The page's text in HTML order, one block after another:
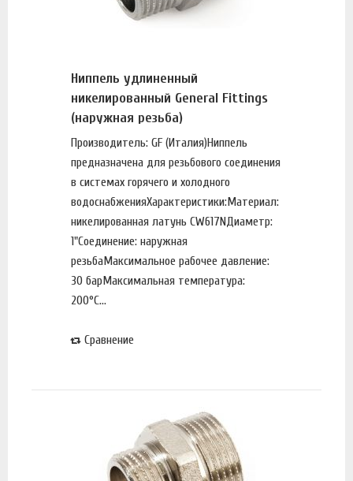
Ниппель удлиненный
никелированный General Fittings
(наружная резьба)
Производитель: GF (Италия)Ниппель
предназначена для резьбового соединения
в системах горячего и холодного
водоснабженияХарактеристики:Материал:
никелированная латунь CW617NДиаметр:
1"Соединение: наружная
резьбаМаксимальное рабочее давление:
30 барМаксимальная температура:
200°С...
Сравнение